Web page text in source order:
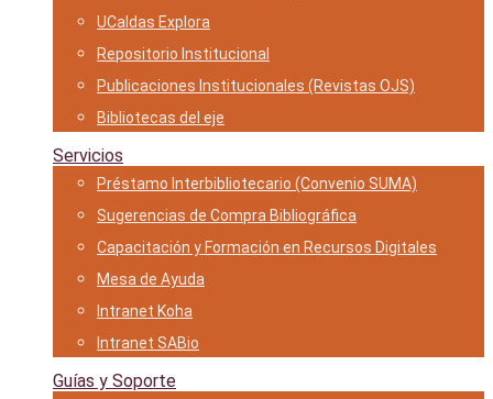
UCaldas Explora
Repositorio Institucional
Publicaciones Institucionales (Revistas OJS)
Bibliotecas del eje
Servicios
Préstamo Interbibliotecario (Convenio SUMA)
Sugerencias de Compra Bibliográfica
Capacitación y Formación en Recursos Digitales
Mesa de Ayuda
Intranet Koha
Intranet SABio
Guías y Soporte